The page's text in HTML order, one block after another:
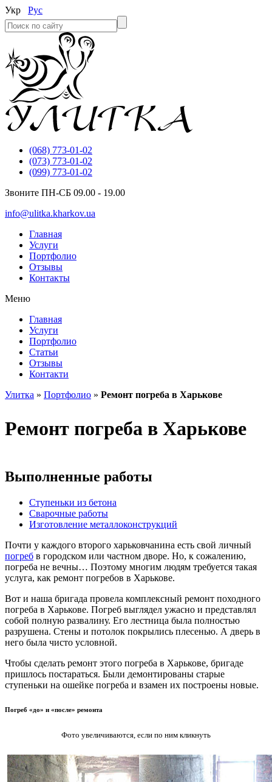
Укр Рус
(068) 773-01-02
(073) 773-01-02
(099) 773-01-02
Звоните ПН-СБ 09.00 - 19.00
info@ulitka.kharkov.ua
Главная
Услуги
Портфолио
Отзывы
Контакты
Меню
Главная
Услуги
Портфолио
Статьи
Отзывы
Контакти
Улитка » Портфолио » Ремонт погреба в Харькове
Ремонт погреба в Харькове
Выполненные работы
Ступеньки из бетона
Сварочные работы
Изготовление металлоконструкций
Почти у каждого второго харьковчанина есть свой личный
погреб в городском или частном дворе. Но, к сожалению,
погреба не вечны… Поэтому многим людям требуется такая
услуга, как ремонт погребов в Харькове.
Вот и наша бригада провела комплексный ремонт походного
погреба в Харькове. Погреб выглядел ужасно и представлял
собой полную развалину. Его лестница была полностью
разрушена. Стены и потолок покрылись плесенью. А дверь в
него была чисто условной.
Чтобы сделать ремонт этого погреба в Харькове, бригаде
пришлось постараться. Были демонтированы старые
ступеньки на ошейке погреба и взамен их построены новые.
Погреб «до» и «после» ремонта
Фото увеличиваются, если по ним кликнуть